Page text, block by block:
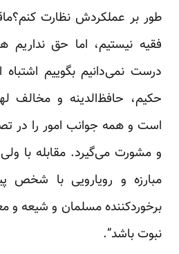
طور بر عملکردش نظارت
فقیه نیستیم، اما حق نداریم
درست نمی‌دانیم بگوییم
حکیم، حافظ‌الدینه و مخالف
است و همه جوانب امور را در
و مشورت می‌گیرد. مقابله با ولی
مبارزه و رویارویی با شخص
برخوردکننده مسلمان و شیعه و
نبوت باشد”.